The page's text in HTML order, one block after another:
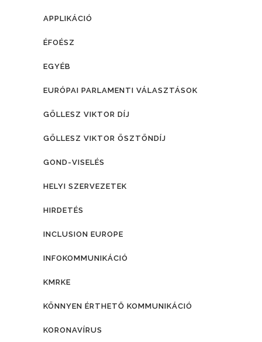
APPLIKÁCIÓ
ÉFOÉSZ
EGYÉB
EURÓPAI PARLAMENTI VÁLASZTÁSOK
GÖLLESZ VIKTOR DÍJ
GÖLLESZ VIKTOR ÖSZTÖNDÍJ
GOND-VISELÉS
HELYI SZERVEZETEK
HIRDETÉS
INCLUSION EUROPE
INFOKOMMUNIKÁCIÓ
KMRKE
KÖNNYEN ÉRTHETŐ KOMMUNIKÁCIÓ
KORONAVÍRUS